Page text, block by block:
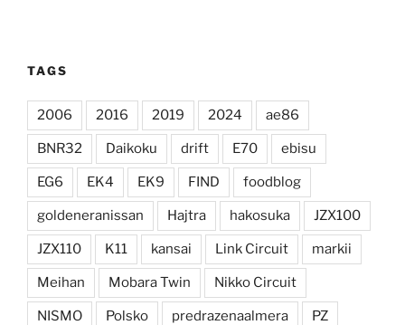
TAGS
2006 2016 2019 2024 ae86
BNR32 Daikoku drift E70 ebisu
EG6 EK4 EK9 FIND foodblog
goldeneranissan Hajtra hakosuka JZX100
JZX110 K11 kansai Link Circuit markii
Meihan Mobara Twin Nikko Circuit
NISMO Polsko predrazenaalmera PZ